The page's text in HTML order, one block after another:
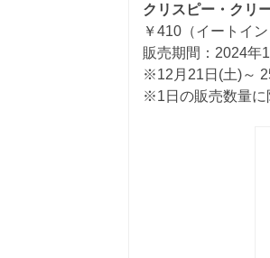
クリスピー・クリ
￥410（イートイ
販売期間：2024年
※12月21日(土)～
※1日の販売数量に